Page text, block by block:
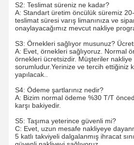
E-ticaret çantaları
Kağıt torba düz tutma
El yapımı kağıt torbalar
Gıda servisi tek kullanımlık ürünler
Kırpın Kâğıt Torbaları
Termal Kağıt Rulosu
Dokuma olmayan çantalar
S2: Teslimat süreniz ne kadar?
A: Standart üretim öncülük süremiz
teslimat süresi varış limanınıza ve
onaylayacağımız mevcut nakliye
S3: Örnekleri sağlıyor musunuz?
A: Evet, örnekleri sağlıyoruz. Normal
örnekleri ücretsizdir. Müşteriler nakliye
sorumludur.Yerinize ve tercih ettiğiniz
yapılacak..
S4: Ödeme şartlarınız nedir?
A: Bizim normal ödeme %30 T/T
karşı bakiyedir.
S5: Taşıma yeterince güvenli mi?
C: Evet, uzun mesafe nakliyeye
5 katlı takviyeli dalgalanmış ihracat